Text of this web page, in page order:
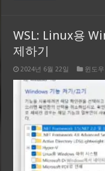
WSL: Linux용
제하기
2024년 6월 22일 윈도